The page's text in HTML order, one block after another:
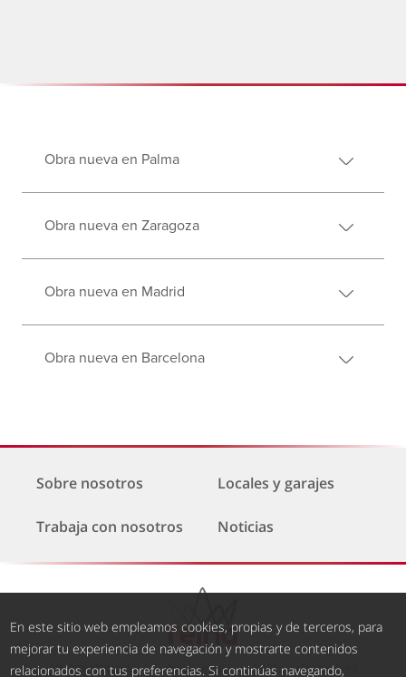
Obra nueva en Palma
Obra nueva en Zaragoza
Obra nueva en Madrid
Obra nueva en Barcelona
Sobre nosotros Locales y garajes
Trabaja con nosotros Noticias
Área restringida Aviso legal Política de cookies
En este sitio web empleamos cookies, propias y de terceros, para
mejorar tu experiencia de navegación y mostrarte contenidos
relacionados con tus preferencias. Si continúas navegando,